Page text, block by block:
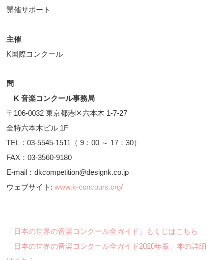
開催サポート
主催
K国際コンクール
問
K 音楽コンクール事務局
〒106-0032 東京都港区六本木 1-7-27
全特六本木ビル 1F
TEL：03-5545-1511（ 9：00 ～ 17：30）
FAX：03-3560-9180
E-mail：dkcompetition@designk.co.jp
ウェブサイト:www.k-concours.org/
「日本の世界の音楽コンクール全ガイド」もくじはこちら
「日本の世界の音楽コンクール全ガイド2020年版」本の詳細